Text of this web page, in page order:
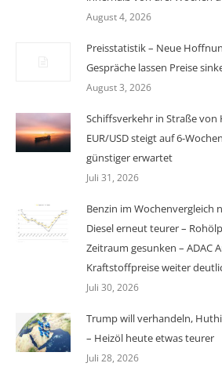
August 4, 2026
Preisstatistik – Neue
Gespräche lassen Preise
August 3, 2026
Schiffsverkehr in Straße von
EUR/USD steigt auf 6-
günstiger erwartet
Juli 31, 2026
Benzin im Wochenvergleich
Diesel erneut teurer –
Zeitraum gesunken – ADAC
Kraftstoffpreise weiter
Juli 30, 2026
Trump will verhandeln,
– Heizöl heute etwas teurer
Juli 28, 2026